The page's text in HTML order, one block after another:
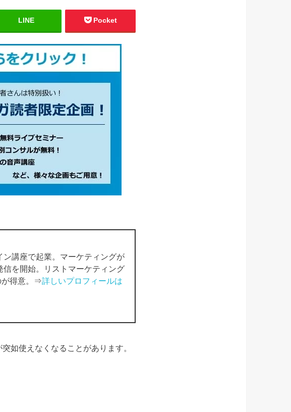
LINE Pocket
講座で起業。マーケティングが
を開始。リストマーケティング
が得意。⇒詳しいプロフィールは
如使えなくなることがあります。